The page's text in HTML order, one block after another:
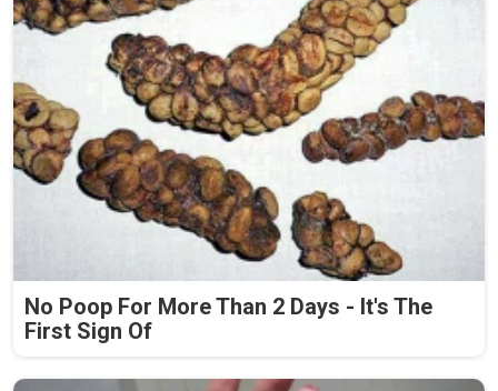
No Poop For More Than 2 Days - It's The
First Sign Of